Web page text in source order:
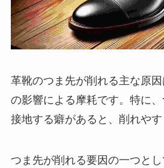
革靴のつま先が削れる主な原
の影響による摩耗です。特に
接地する癖があると、削れやす
つま先が削れる要因の一つと